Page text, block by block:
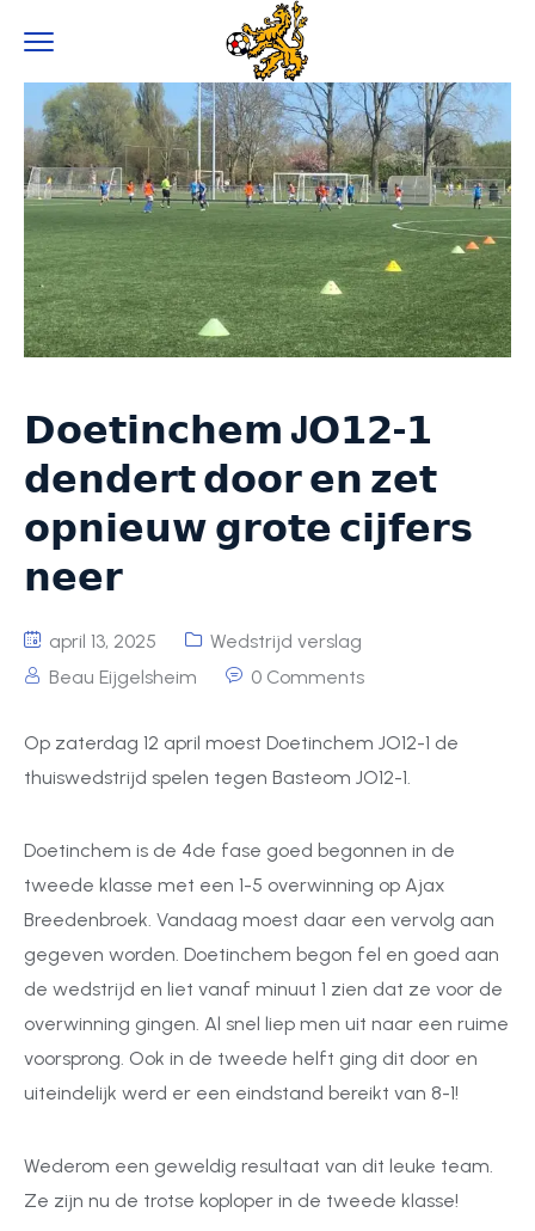
𝗗𝗼𝗲𝘁𝗶𝗻𝗰𝗵𝗲𝗺 J𝗢𝟭𝟮-𝟭
𝗱𝗲𝗻𝗱𝗲𝗿𝘁 𝗱𝗼𝗼𝗿 𝗲𝗻 𝘇𝗲𝘁
𝗼𝗽𝗻𝗶𝗲𝘂𝘄 𝗴𝗿𝗼𝘁𝗲 𝗰𝗶𝗷𝗳𝗲𝗿𝘀
𝗻𝗲𝗲𝗿
april 13, 2025
Wedstrijd verslag
Beau Eijgelsheim
0 Comments
Op zaterdag 12 april moest Doetinchem JO12-1 de
thuiswedstrijd spelen tegen Basteom JO12-1.
Doetinchem is de 4de fase goed begonnen in de
tweede klasse met een 1-5 overwinning op Ajax
Breedenbroek. Vandaag moest daar een vervolg aan
gegeven worden. Doetinchem begon fel en goed aan
de wedstrijd en liet vanaf minuut 1 zien dat ze voor de
overwinning gingen. Al snel liep men uit naar een ruime
voorsprong. Ook in de tweede helft ging dit door en
uiteindelijk werd er een eindstand bereikt van 8-1!
Wederom een geweldig resultaat van dit leuke team.
Ze zijn nu de trotse koploper in de tweede klasse!